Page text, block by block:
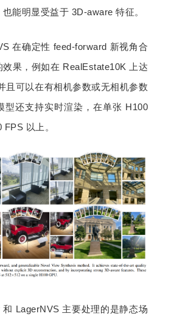
能明显受益于 3D-aware 特征。
在确定性 feed-forward 新视角合
效果，例如在 RealEstate10K 上达
且可以在有相机参数或无相机参数
型还支持实时渲染，在单张 H100
以上。
LagerNVS 主要处理的是静态场